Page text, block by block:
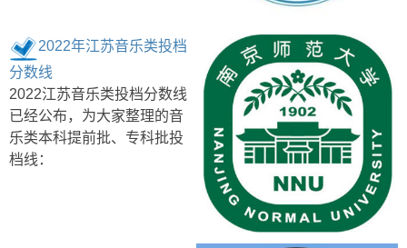
2022年江苏音乐类投档
分数线
2022江苏音乐类投档分数线
已经公布，为大家整理的音
乐类本科提前批、专科批投
档线：